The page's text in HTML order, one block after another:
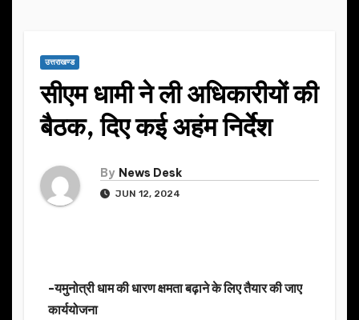
उत्तराखण्ड
सीएम धामी ने ली अधिकारीयों की
बैठक, दिए कई अहंम निर्देश
By News Desk
JUN 12, 2024
-यमुनोत्री धाम की धारण क्षमता बढ़ाने के लिए तैयार की जाए
कार्ययोजना